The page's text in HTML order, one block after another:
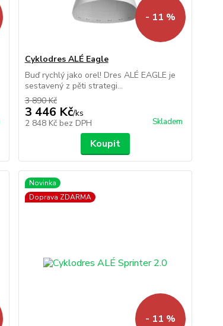
- 11 %
Cyklodres ALÉ Eagle
Buď rychlý jako orel! Dres ALÉ EAGLE je
sestavený z pěti strategi...
3 890 Kč
3 446 Kč/ks
2 848 Kč bez DPH Skladem
Koupit
Novinka
Doprava ZDARMA
- 11 %